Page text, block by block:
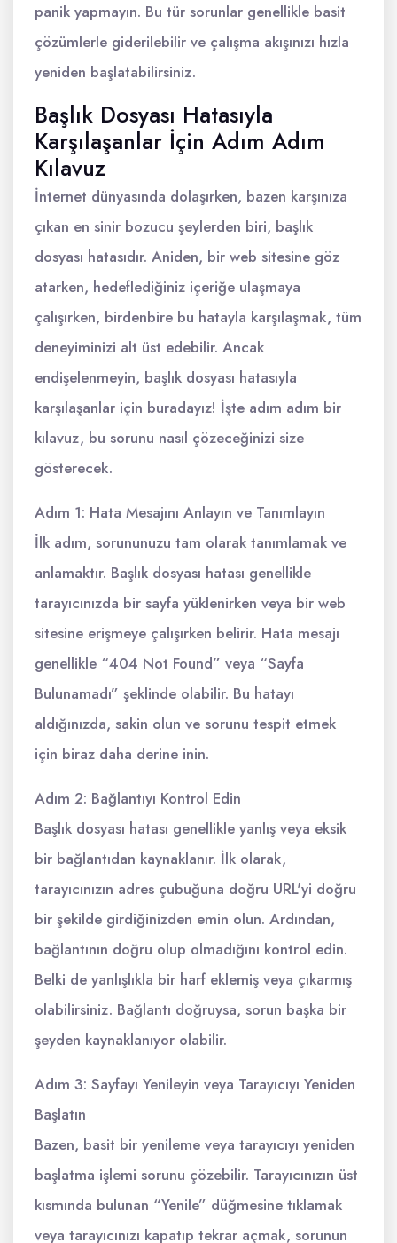
panik yapmayın. Bu tür sorunlar genellikle basit
çözümlerle giderilebilir ve çalışma akışınızı hızla
yeniden başlatabilirsiniz.
Başlık Dosyası Hatasıyla
Karşılaşanlar İçin Adım Adım
Kılavuz
İnternet dünyasında dolaşırken, bazen karşınıza
çıkan en sinir bozucu şeylerden biri, başlık
dosyası hatasıdır. Aniden, bir web sitesine göz
atarken, hedeflediğiniz içeriğe ulaşmaya
çalışırken, birdenbire bu hatayla karşılaşmak, tüm
deneyiminizi alt üst edebilir. Ancak
endişelenmeyin, başlık dosyası hatasıyla
karşılaşanlar için buradayız! İşte adım adım bir
kılavuz, bu sorunu nasıl çözeceğinizi size
gösterecek.
Adım 1: Hata Mesajını Anlayın ve Tanımlayın
İlk adım, sorununuzu tam olarak tanımlamak ve
anlamaktır. Başlık dosyası hatası genellikle
tarayıcınızda bir sayfa yüklenirken veya bir web
sitesine erişmeye çalışırken belirir. Hata mesajı
genellikle “404 Not Found” veya “Sayfa
Bulunamadı” şeklinde olabilir. Bu hatayı
aldığınızda, sakin olun ve sorunu tespit etmek
için biraz daha derine inin.
Adım 2: Bağlantıyı Kontrol Edin
Başlık dosyası hatası genellikle yanlış veya eksik
bir bağlantıdan kaynaklanır. İlk olarak,
tarayıcınızın adres çubuğuna doğru URL'yi doğru
bir şekilde girdiğinizden emin olun. Ardından,
bağlantının doğru olup olmadığını kontrol edin.
Belki de yanlışlıkla bir harf eklemiş veya çıkarmış
olabilirsiniz. Bağlantı doğruysa, sorun başka bir
şeyden kaynaklanıyor olabilir.
Adım 3: Sayfayı Yenileyin veya Tarayıcıyı Yeniden
Başlatın
Bazen, basit bir yenileme veya tarayıcıyı yeniden
başlatma işlemi sorunu çözebilir. Tarayıcınızın üst
kısmında bulunan “Yenile” düğmesine tıklamak
veya tarayıcınızı kapatıp tekrar açmak, sorunun